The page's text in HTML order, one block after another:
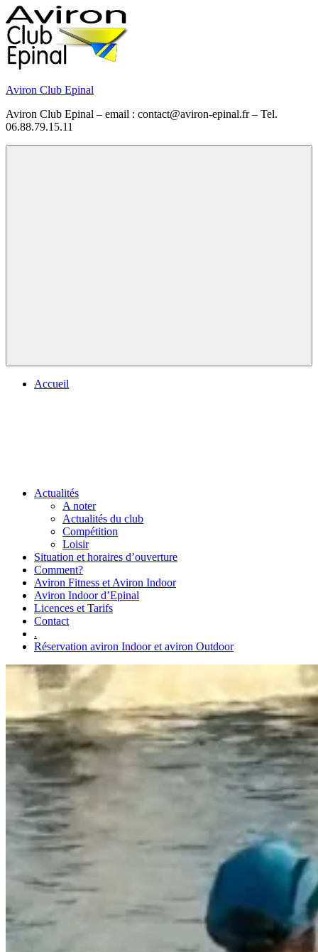
Skip
to
content
Aviron Club Epinal
Aviron Club Epinal – email : contact@aviron-epinal.fr – Tel.
06.88.79.15.11
Accueil
Actualités
A noter
Actualités du club
Compétition
Loisir
Situation et horaires d’ouverture
Comment?
Aviron Fitness et Aviron Indoor
Aviron Indoor d’Epinal
Licences et Tarifs
Contact
.
Réservation aviron Indoor et aviron Outdoor